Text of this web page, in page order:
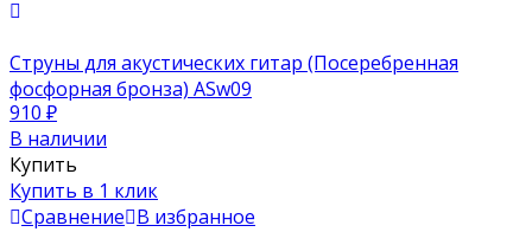
Струны для акустических гитар (Посеребренная
фосфорная бронза) ASw09
910 ₽
В наличии
Купить
Купить в 1 клик
Сравнение В избранное